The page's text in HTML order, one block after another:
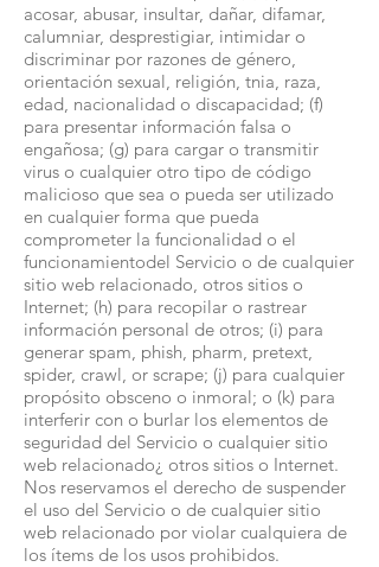
acosar, abusar, insultar, dañar, difamar,
calumniar, desprestigiar, intimidar o
discriminar por razones de género,
orientación sexual, religión, tnia, raza,
edad, nacionalidad o discapacidad; (f)
para presentar información falsa o
engañosa; (g) para cargar o transmitir
virus o cualquier otro tipo de código
malicioso que sea o pueda ser utilizado
en cualquier forma que pueda
comprometer la funcionalidad o el
funcionamientodel Servicio o de cualquier
sitio web relacionado, otros sitios o
Internet; (h) para recopilar o rastrear
información personal de otros; (i) para
generar spam, phish, pharm, pretext,
spider, crawl, or scrape; (j) para cualquier
propósito obsceno o inmoral; o (k) para
interferir con o burlar los elementos de
seguridad del Servicio o cualquier sitio
web relacionado¿ otros sitios o Internet.
Nos reservamos el derecho de suspender
el uso del Servicio o de cualquier sitio
web relacionado por violar cualquiera de
los ítems de los usos prohibidos.